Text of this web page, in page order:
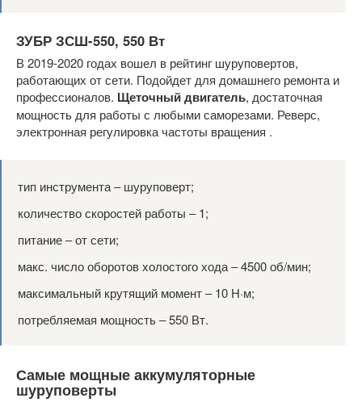
ЗУБР ЗСШ-550, 550 Вт
В 2019-2020 годах вошел в рейтинг шуруповертов,
работающих от сети. Подойдет для домашнего ремонта и
профессионалов. Щеточный двигатель, достаточная
мощность для работы с любыми саморезами. Реверс,
электронная регулировка частоты вращения .
тип инструмента ‒ шуруповерт;
количество скоростей работы ‒ 1;
питание ‒ от сети;
макс. число оборотов холостого хода ‒ 4500 об/мин;
максимальный крутящий момент ‒ 10 Н·м;
потребляемая мощность ‒ 550 Вт.
Самые мощные аккумуляторные
шуруповерты